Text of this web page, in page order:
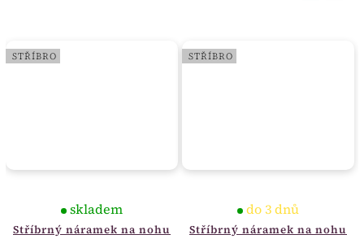
STŘÍBRO
Stříbrný náramek na nohu
skladem
STŘÍBRO
Stříbrný náramek na nohu
do 3 dnů